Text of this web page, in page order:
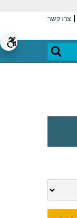
צרו קשר